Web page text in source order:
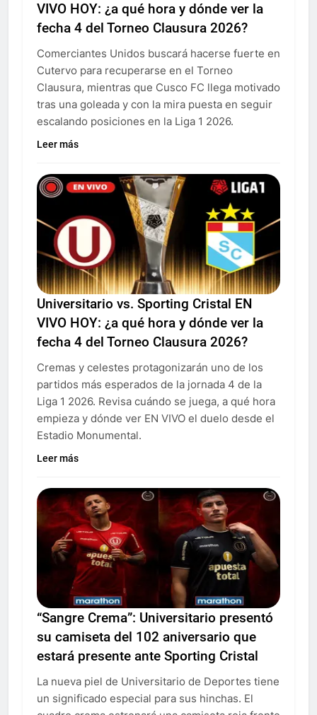
VIVO HOY: ¿a qué hora y dónde ver la
fecha 4 del Torneo Clausura 2026?
Comerciantes Unidos buscará hacerse fuerte en
Cutervo para recuperarse en el Torneo
Clausura, mientras que Cusco FC llega motivado
tras una goleada y con la mira puesta en seguir
escalando posiciones en la Liga 1 2026.
Leer más
Universitario vs. Sporting Cristal EN
VIVO HOY: ¿a qué hora y dónde ver la
fecha 4 del Torneo Clausura 2026?
Cremas y celestes protagonizarán uno de los
partidos más esperados de la jornada 4 de la
Liga 1 2026. Revisa cuándo se juega, a qué hora
empieza y dónde ver EN VIVO el duelo desde el
Estadio Monumental.
Leer más
“Sangre Crema”: Universitario presentó
su camiseta del 102 aniversario que
estará presente ante Sporting Cristal
La nueva piel de Universitario de Deportes tiene
un significado especial para sus hinchas. El